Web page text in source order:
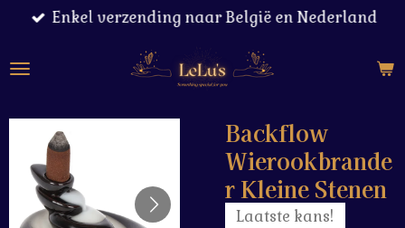
naar
Enkel verzending naar België en Nederland
Backflow
Wierookbrande
r Kleine Stenen
Laatste kans!